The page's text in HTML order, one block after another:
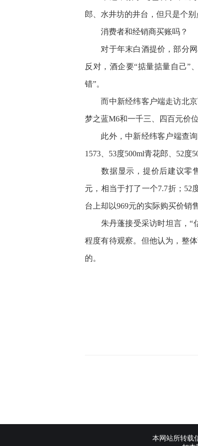
郎、水井坊的井台，但只是个别
消费者和经销商买账吗？
对于年末白酒提价，部分网
反对，酒企要“掂量掂量自己”
错”。
而中新经纬客户端走访北京
梦之蓝M6和一千三、四百元价
此外，中新经纬客户端查询
1573、53度500ml青花郎、52度
数据显示，提价后建议零售
元，相当于打了一个7.7折；52
台上却以969元的实际购买价销
朱丹蓬接受采访时坦言，“估
程度有待观察。但他认为，整
的。
本网站所转载